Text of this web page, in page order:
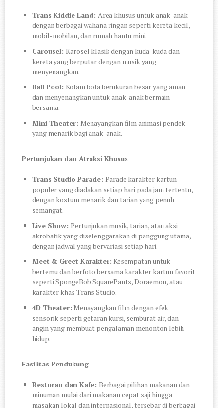
Trans Kiddie Land:Area khusus untuk anak-anak
dengan berbagai wahana ringan seperti kereta kecil,
mobil-mobilan, dan rumah hantu mini.
Carousel:Karosel klasik dengan kuda-kuda dan
kereta yang berputar dengan musik yang
menyenangkan.
Ball Pool:Kolam bola berukuran besar yang aman
dan menyenangkan untuk anak-anak bermain
bersama.
Mini Theater:Menayangkan film animasi pendek
yang menarik bagi anak-anak.
Pertunjukan dan Atraksi Khusus
Trans Studio Parade:Parade karakter kartun
populer yang diadakan setiap hari pada jam tertentu,
dengan kostum menarik dan tarian yang penuh
semangat.
Live Show:Pertunjukan musik, tarian, atau aksi
akrobatik yang diselenggarakan di panggung utama,
dengan jadwal yang bervariasi setiap hari.
Meet & Greet Karakter: Kesempatan untuk
bertemu dan berfoto bersama karakter kartun favorit
seperti SpongeBob SquarePants, Doraemon, atau
karakter khas Trans Studio.
4D Theater: Menayangkan film dengan efek
sensorik seperti getaran kursi, semburat air, dan
angin yang membuat pengalaman menonton lebih
hidup.
Fasilitas Pendukung
Restoran dan Kafe:Berbagai pilihan makanan dan
minuman mulai dari makanan cepat saji hingga
masakan lokal dan internasional, tersebar di berbagai